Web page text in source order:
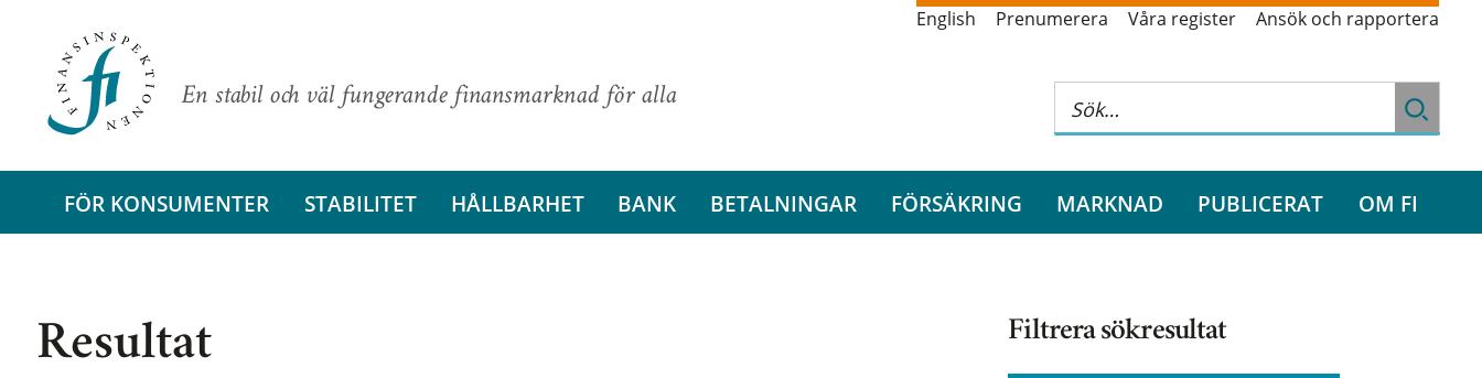
En stabil och väl fungerande finansmarknad för alla
English Prenumerera Våra register Ansök och rapportera
FÖR KONSUMENTER STABILITET HÅLLBARHET BANK BETALNINGAR FÖRSÄKRING MARKNAD PUBLICERAT OM FI
Resultat Filtrera sökresultat